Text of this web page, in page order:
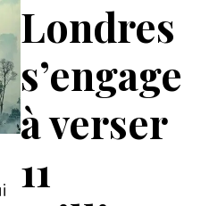
Londres
s’engage
à verser
11